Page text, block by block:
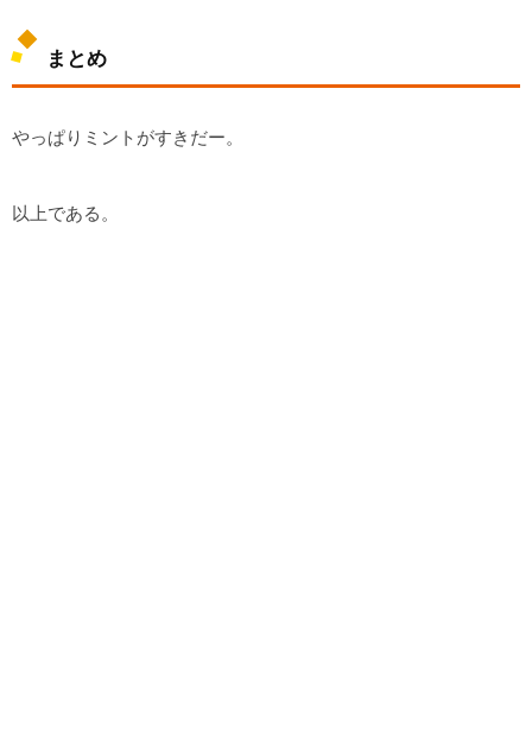
まとめ
やっぱりミントがすきだー。
以上である。